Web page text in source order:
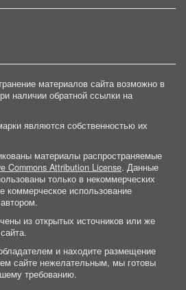
материалов сайта возможно в
наличии обратной ссылки на
являются собственностью их
материалы распространяемые
Commons Attribution License. Данные
только в некоммерческих
коммерческое использование
из открытых источников или же
и находите размещение
сайте нежелательным, мы готовы
требованию.